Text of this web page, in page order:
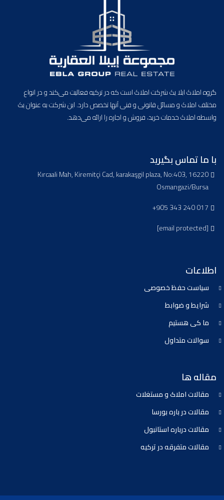
گروه املاک ابلا یک شرکت املاک است که در ترکیه فعالیت می‌کند و در انواع
مختلف املاک و مسائل قانونی و فنی آنها تخصص دارد. این شرکت به عنوان یک
واسطه املاک خدمات خرید، فروش و اجاره را ارائه می‌دهد.
با ما تماس بگیرید
Kırcaali Mah, Kiremitçi Cad, karakaşgil plaza, No:403, 16220
Osmangazi/Bursa
+905 343 240 017
[email protected]
اطلاعات
سیاست حفظ خصوصی
شرایط و ضوابط
ما کی هستیم
سوالات متداول
مقاله ها
مقالات املاک و مستغلات
مقالات در باره بورسا
مقالات درباره استانبول
مقالات متفرقه در ترکیه